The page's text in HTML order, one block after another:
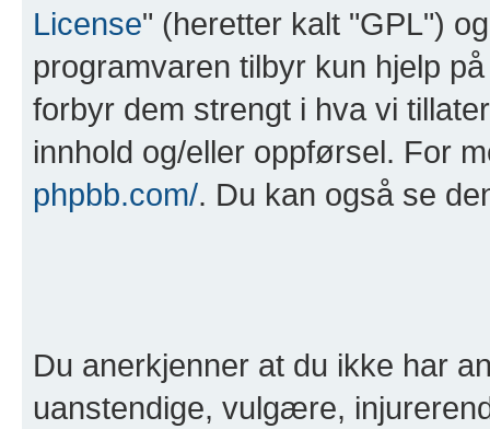
License" (heretter kalt "GPL")
programvaren tilbyr kun hjelp
forbyr dem strengt i hva vi
innhold og/eller oppførsel. For
phpbb.com/. Du kan også se
Du anerkjenner at du ikke har
uanstendige, vulgære,